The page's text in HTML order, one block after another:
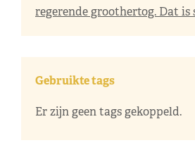
regerende groothertog. Dat is
Gebruikte tags
Er zijn geen tags gekoppeld.